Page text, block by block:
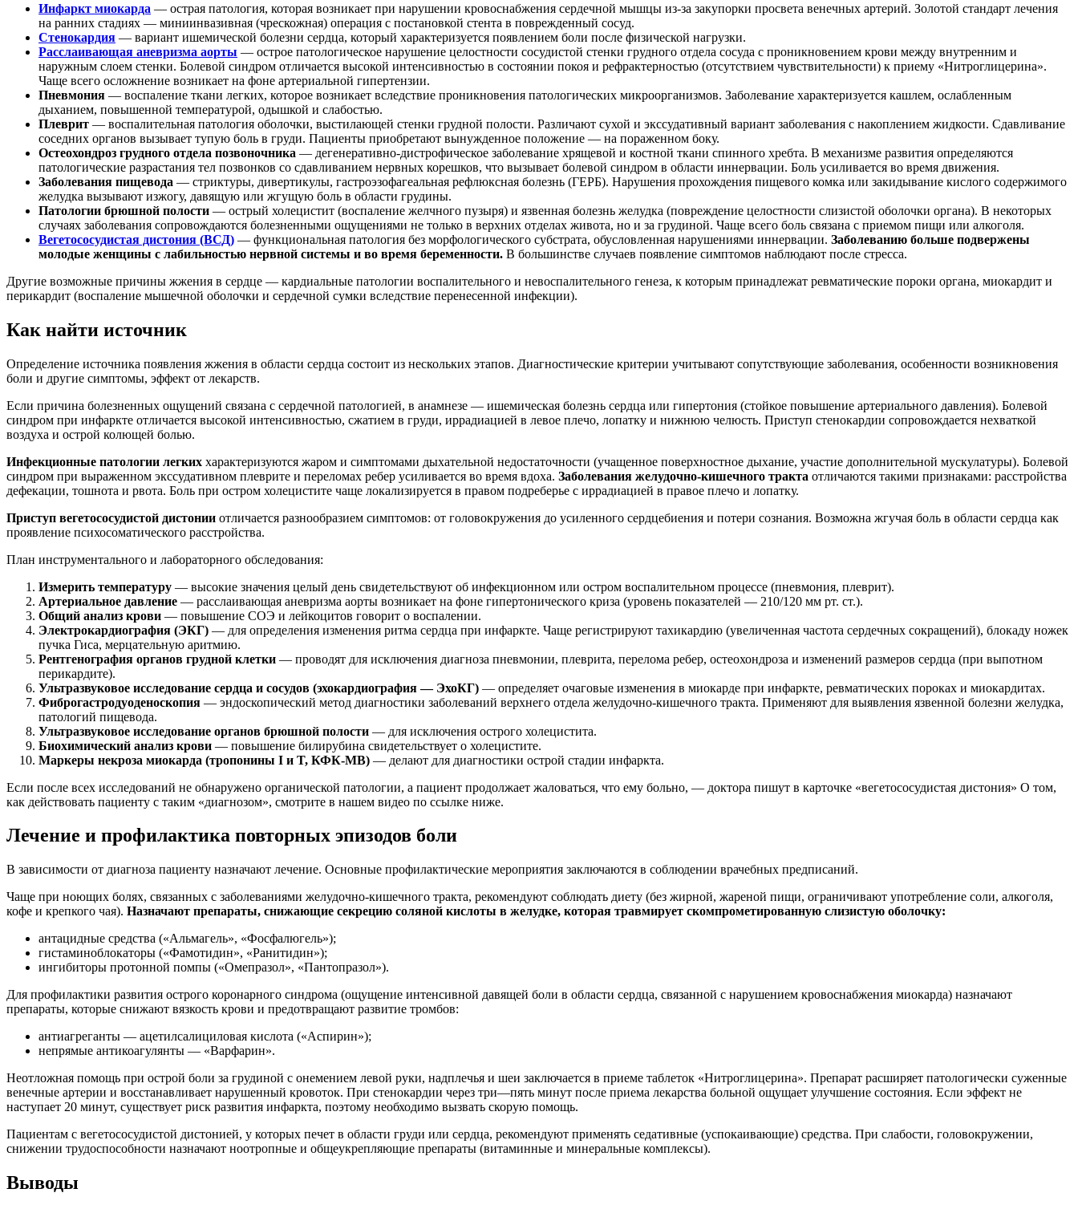
Инфаркт миокарда — острая патология, которая возникает при нарушении кровоснабжения сердечной мышцы из-за закупорки просвета венечных артерий. Золотой стандарт лечения
на ранних стадиях — миниинвазивная (чрескожная) операция с постановкой стента в поврежденный сосуд.
Стенокардия — вариант ишемической болезни сердца, который характеризуется появлением боли после физической нагрузки.
Расслаивающая аневризма аорты — острое патологическое нарушение целостности сосудистой стенки грудного отдела сосуда с проникновением крови между внутренним и
наружным слоем стенки. Болевой синдром отличается высокой интенсивностью в состоянии покоя и рефрактерностью (отсутствием чувствительности) к приему «Нитроглицерина».
Чаще всего осложнение возникает на фоне артериальной гипертензии.
Пневмония — воспаление ткани легких, которое возникает вследствие проникновения патологических микроорганизмов. Заболевание характеризуется кашлем, ослабленным
дыханием, повышенной температурой, одышкой и слабостью.
Плеврит — воспалительная патология оболочки, выстилающей стенки грудной полости. Различают сухой и экссудативный вариант заболевания с накоплением жидкости. Сдавливание
соседних органов вызывает тупую боль в груди. Пациенты приобретают вынужденное положение — на пораженном боку.
Остеохондроз грудного отдела позвоночника — дегенеративно-дистрофическое заболевание хрящевой и костной ткани спинного хребта. В механизме развития определяются
патологические разрастания тел позвонков со сдавливанием нервных корешков, что вызывает болевой синдром в области иннервации. Боль усиливается во время движения.
Заболевания пищевода — стриктуры, дивертикулы, гастроэзофагеальная рефлюксная болезнь (ГЕРБ). Нарушения прохождения пищевого комка или закидывание кислого содержимого
желудка вызывают изжогу, давящую или жгущую боль в области грудины.
Патологии брюшной полости — острый холецистит (воспаление желчного пузыря) и язвенная болезнь желудка (повреждение целостности слизистой оболочки органа). В некоторых
случаях заболевания сопровождаются болезненными ощущениями не только в верхних отделах живота, но и за грудиной. Чаще всего боль связана с приемом пищи или алкоголя.
Вегетососудистая дистония (ВСД) — функциональная патология без морфологического субстрата, обусловленная нарушениями иннервации. Заболеванию больше подвержены
молодые женщины с лабильностью нервной системы и во время беременности. В большинстве случаев появление симптомов наблюдают после стресса.
Другие возможные причины жжения в сердце — кардиальные патологии воспалительного и невоспалительного генеза, к которым принадлежат ревматические пороки органа, миокардит и
перикардит (воспаление мышечной оболочки и сердечной сумки вследствие перенесенной инфекции).
Как найти источник
Определение источника появления жжения в области сердца состоит из нескольких этапов. Диагностические критерии учитывают сопутствующие заболевания, особенности возникновения
боли и другие симптомы, эффект от лекарств.
Если причина болезненных ощущений связана с сердечной патологией, в анамнезе — ишемическая болезнь сердца или гипертония (стойкое повышение артериального давления). Болевой
синдром при инфаркте отличается высокой интенсивностью, сжатием в груди, иррадиацией в левое плечо, лопатку и нижнюю челюсть. Приступ стенокардии сопровождается нехваткой
воздуха и острой колющей болью.
Инфекционные патологии легких характеризуются жаром и симптомами дыхательной недостаточности (учащенное поверхностное дыхание, участие дополнительной мускулатуры). Болевой
синдром при выраженном экссудативном плеврите и переломах ребер усиливается во время вдоха. Заболевания желудочно-кишечного тракта отличаются такими признаками: расстройства
дефекации, тошнота и рвота. Боль при остром холецистите чаще локализируется в правом подреберье с иррадиацией в правое плечо и лопатку.
Приступ вегетососудистой дистонии отличается разнообразием симптомов: от головокружения до усиленного сердцебиения и потери сознания. Возможна жгучая боль в области сердца как
проявление психосоматического расстройства.
План инструментального и лабораторного обследования:
Измерить температуру — высокие значения целый день свидетельствуют об инфекционном или остром воспалительном процессе (пневмония, плеврит).
Артериальное давление — расслаивающая аневризма аорты возникает на фоне гипертонического криза (уровень показателей — 210/120 мм рт. ст.).
Общий анализ крови — повышение СОЭ и лейкоцитов говорит о воспалении.
Электрокардиография (ЭКГ) — для определения изменения ритма сердца при инфаркте. Чаще регистрируют тахикардию (увеличенная частота сердечных сокращений), блокаду ножек
пучка Гиса, мерцательную аритмию.
Рентгенография органов грудной клетки — проводят для исключения диагноза пневмонии, плеврита, перелома ребер, остеохондроза и изменений размеров сердца (при выпотном
перикардите).
Ультразвуковое исследование сердца и сосудов (эхокардиография — ЭхоКГ) — определяет очаговые изменения в миокарде при инфаркте, ревматических пороках и миокардитах.
Фиброгастродуоденоскопия — эндоскопический метод диагностики заболеваний верхнего отдела желудочно-кишечного тракта. Применяют для выявления язвенной болезни желудка,
патологий пищевода.
Ультразвуковое исследование органов брюшной полости — для исключения острого холецистита.
Биохимический анализ крови — повышение билирубина свидетельствует о холецистите.
Маркеры некроза миокарда (тропонины I и T, КФК-МВ) — делают для диагностики острой стадии инфаркта.
Если после всех исследований не обнаружено органической патологии, а пациент продолжает жаловаться, что ему больно, — доктора пишут в карточке «вегетососудистая дистония» О том,
как действовать пациенту с таким «диагнозом», смотрите в нашем видео по ссылке ниже.
Лечение и профилактика повторных эпизодов боли
В зависимости от диагноза пациенту назначают лечение. Основные профилактические мероприятия заключаются в соблюдении врачебных предписаний.
Чаще при ноющих болях, связанных с заболеваниями желудочно-кишечного тракта, рекомендуют соблюдать диету (без жирной, жареной пищи, ограничивают употребление соли, алкоголя,
кофе и крепкого чая). Назначают препараты, снижающие секрецию соляной кислоты в желудке, которая травмирует скомпрометированную слизистую оболочку:
антацидные средства («Альмагель», «Фосфалюгель»);
гистаминоблокаторы («Фамотидин», «Ранитидин»);
ингибиторы протонной помпы («Омепразол», «Пантопразол»).
Для профилактики развития острого коронарного синдрома (ощущение интенсивной давящей боли в области сердца, связанной с нарушением кровоснабжения миокарда) назначают
препараты, которые снижают вязкость крови и предотвращают развитие тромбов:
антиагреганты — ацетилсалициловая кислота («Аспирин»);
непрямые антикоагулянты — «Варфарин».
Неотложная помощь при острой боли за грудиной с онемением левой руки, надплечья и шеи заключается в приеме таблеток «Нитроглицерина». Препарат расширяет патологически суженные
венечные артерии и восстанавливает нарушенный кровоток. При стенокардии через три—пять минут после приема лекарства больной ощущает улучшение состояния. Если эффект не
наступает 20 минут, существует риск развития инфаркта, поэтому необходимо вызвать скорую помощь.
Пациентам с вегетососудистой дистонией, у которых печет в области груди или сердца, рекомендуют применять седативные (успокаивающие) средства. При слабости, головокружении,
снижении трудоспособности назначают ноотропные и общеукрепляющие препараты (витаминные и минеральные комплексы).
Выводы